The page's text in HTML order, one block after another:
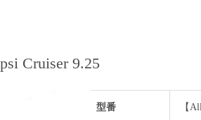
Cruiser 9.25
型番 【